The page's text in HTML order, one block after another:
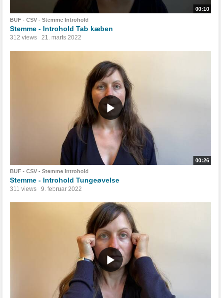
00:10
BUF - CSV - Stemme Introhold
Stemme - Introhold Tab kæben
312 views 21. marts 2022
00:26
BUF - CSV - Stemme Introhold
Stemme - Introhold Tungeøvelse
311 views 9. februar 2022